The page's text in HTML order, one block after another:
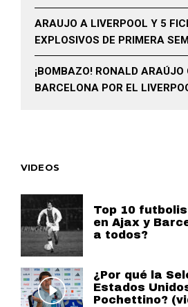
ARAUJO A LIVERPOOL Y 5
EXPLOSIVOS DE PRIMERA
¡BOMBAZO! RONALD
BARCELONA POR EL
VIDEOS
Top 10
en Ajax y
a todos?
¿Por qué la
Estados
Pochettino?